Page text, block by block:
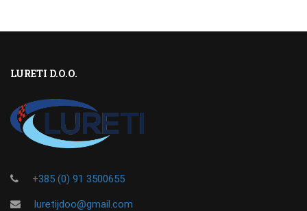
LURETI D.O.O.
+385 (0) 91 3500655
luretijdoo@gmail.com